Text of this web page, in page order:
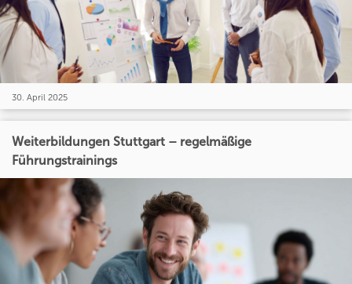
30. April 2025
Weiterbildungen Stuttgart – regelmäßige
Führungstrainings